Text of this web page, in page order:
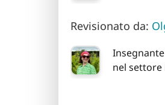
Revisionato da:
nel settore